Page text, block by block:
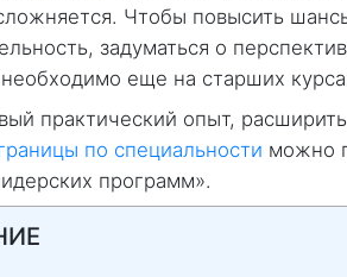
Чтобы повысить
задуматься о
еще на старших
практический опыт, расширить
по специальности можно
программ».